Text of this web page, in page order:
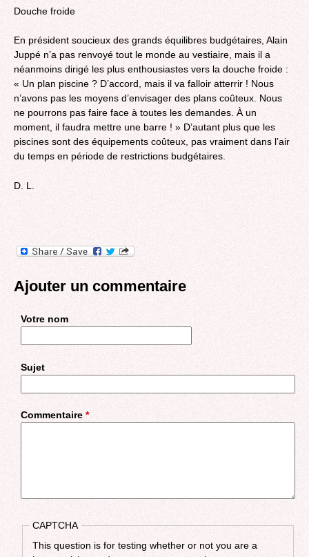
Douche froide
En président soucieux des grands équilibres budgétaires, Alain
Juppé n’a pas renvoyé tout le monde au vestiaire, mais il a
néanmoins dirigé les plus enthousiastes vers la douche froide :
« Un plan piscine ? D’accord, mais il va falloir atterrir ! Nous
n’avons pas les moyens d’envisager des plans coûteux. Nous
ne pourrons pas faire face à toutes les demandes. À un
moment, il faudra mettre une barre ! » D’autant plus que les
piscines sont des équipements coûteux, pas vraiment dans l’air
du temps en période de restrictions budgétaires.
D. L.
Ajouter un commentaire
Votre nom
Sujet
Commentaire *
CAPTCHA
This question is for testing whether or not you are a